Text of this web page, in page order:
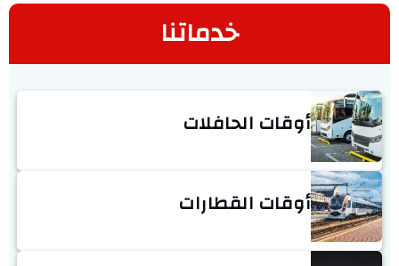
خدماتنا
أوقات الحافلات
أوقات القطارات